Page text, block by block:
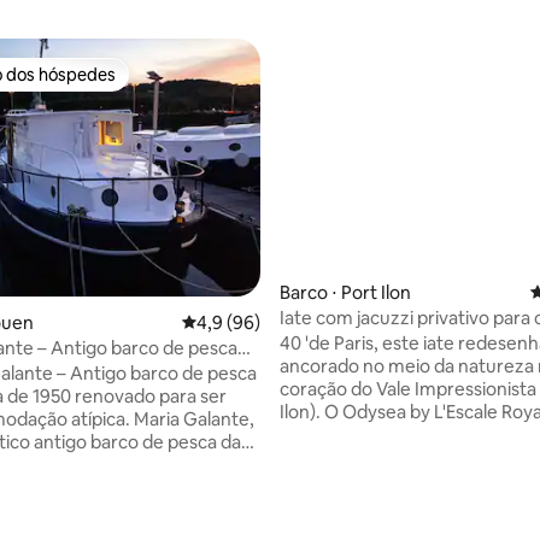
dos hóspedes
dos hóspedes
4,9 de uma avaliação média de 5, 96
4,9 (96)
– Antigo barco de pesca
– Antigo barco de pesca
de 1950 renovado para ser
atípica. Maria Galante,
antigo barco de pesca da
Barco ⋅ Port Ilon
Iate com jacuzzi privativo para
L'Odysea
40 'de Paris, este iate
ancorado no meio da natureza
coração do Vale
Ilon). O Odysea by L'Escale Royale é uma